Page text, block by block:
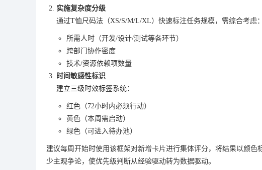
实施复杂度分级
通过T恤尺码法（XS/S/M/L/XL）快速标注任务规模，需综合考虑：
所需人时（开发/设计/测试等各环节）
跨部门协作密度
技术/资源依赖项数量
时间敏感性标识
建立三级时效标签系统：
红色（72小时内必须行动）
黄色（本周需启动）
绿色（可进入待办池）
建议每周开始时使用该框架对新增卡片进行集体评分，将结果以颜
少主观争论，使优先级判断从经验驱动转为数据驱动。